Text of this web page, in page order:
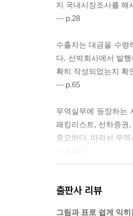
지 국내시장조사를 해
--- p.28
수출자는 대금을 수령
다. 선박회사에서 발
확히 작성되었는지 확
--- p.65
무역실무에 등장하는
패킹리스트, 선하증권
중요하다. 따라서 무
래와 달리 비즈니스
출판사 리뷰
그림과 표로 쉽게 익